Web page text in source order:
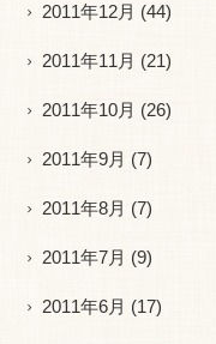
2011年12月 (44)
2011年11月 (21)
2011年10月 (26)
2011年9月 (7)
2011年8月 (7)
2011年7月 (9)
2011年6月 (17)